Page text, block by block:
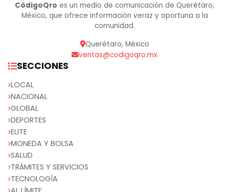
CódigoQro es un medio de comunicación de Querétaro,
México, que ofrece información veraz y oportuna a la
comunidad.
Querétaro, México
ventas@codigoqro.mx
SECCIONES
LOCAL
NACIONAL
GLOBAL
DEPORTES
ELITE
MONEDA Y BOLSA
SALUD
TRÁMITES Y SERVICIOS
TECNOLOGÍA